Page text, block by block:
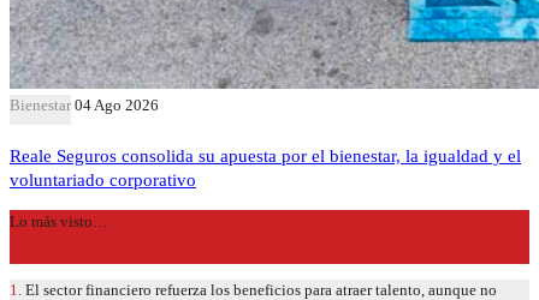
Bienestar 04 Ago 2026
Reale Seguros consolida su apuesta por el bienestar, la igualdad y el
voluntariado corporativo
Lo más visto…
1. El sector financiero refuerza los beneficios para atraer talento, aunque no